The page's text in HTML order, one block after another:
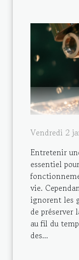
Vendredi 2
Entretenir
essentiel
vie.
ignorent les
de préserver
au fil du
des...